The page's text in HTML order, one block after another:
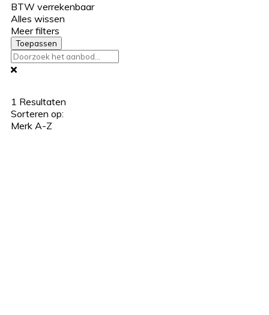
BTW verrekenbaar
Alles wissen
Meer filters
Toepassen
1 Resultaten
Sorteren op:
Merk A-Z